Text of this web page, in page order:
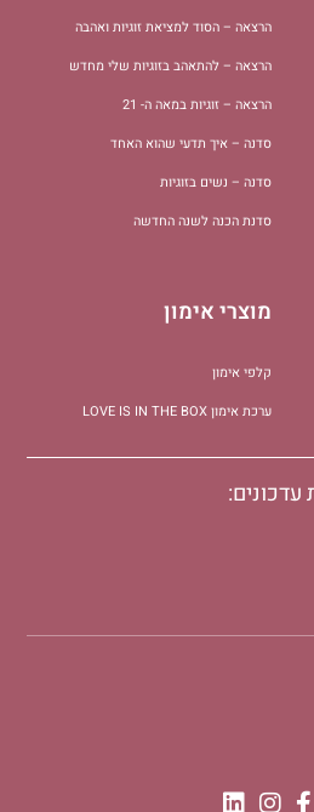
הרצאה – הסוד למציאת זוגיות ואהבה
הרצאה – להתאהב בזוגיות שלי מחדש
הרצאה – זוגיות במאה ה- 21
סדנה – איך תדעי שהוא האחד
סדנה – נשים בזוגיות
סדנת הכנה לשנה החדשה
מוצרי אימון
קלפי אימון
ערכת אימון LOVE IS IN THE BOX
עדכונים: